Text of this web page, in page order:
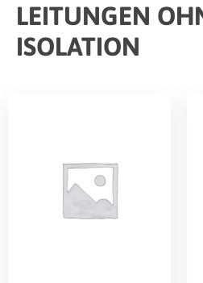
LEITUNGEN
ISOLATION